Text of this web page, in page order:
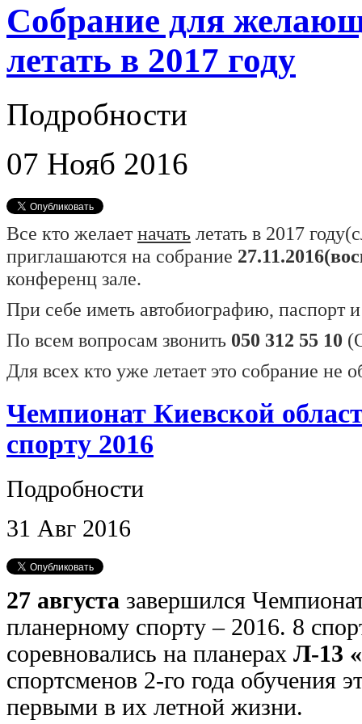
Собрание для
летать в 2017 году
Подробности
07 Нояб 2016
Все кто желаетначать летать в 2017
приглашаются на собрание
конференц зале.
При себе иметь автобиографию, паспорт
По всем вопросам звонить 050 312 55 10
Для всех кто уже летает это собрание не
Чемпионат Киевской
спорту 2016
Подробности
31 Авг 2016
27 августа завершился
планерному спорту – 2016. 8
соревновались на планерах Л-13
спортсменов 2-го года обучения
первыми в их летной жизни.